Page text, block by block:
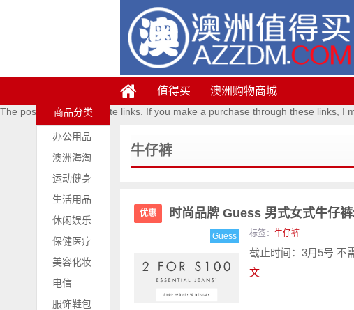
值得买 澳洲购物商城
The posts contains affiliate links. If you make a purchase through these links, I
商品分类
办公用品
澳洲海淘
运动健身
生活用品
休闲娱乐
保健医疗
美容化妆
电信
服饰鞋包
牛仔裤
优惠 时尚品牌 Guess 男式女式牛仔裤
Guess 标签： 牛仔裤
截止时间：3月5号 不
文